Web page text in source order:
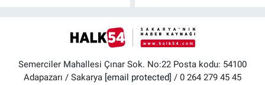
Semerciler Mahallesi Çınar Sok. No:22 Posta kodu: 54100
Adapazarı / Sakarya [email protected] / 0 264 279 45 45